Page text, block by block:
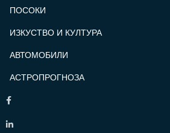
ПОСОКИ
ИЗКУСТВО И КУЛТУРА
АВТОМОБИЛИ
АСТРОПРОГНОЗА